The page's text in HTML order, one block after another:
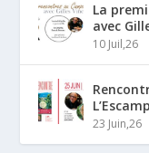
La
avec
10 Juil,26
23 Juin,26